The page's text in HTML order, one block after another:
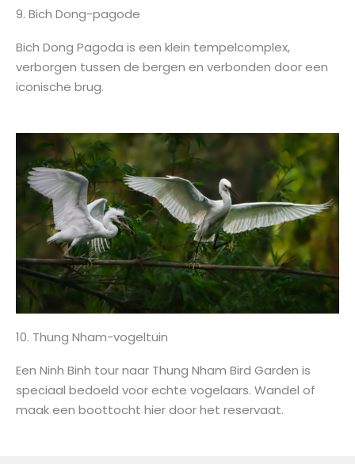
9. Bich Dong-pagode
Bich Dong Pagoda is een klein tempelcomplex,
verborgen tussen de bergen en verbonden door een
iconische brug.
10. Thung Nham-vogeltuin
Een Ninh Binh tour naar Thung Nham Bird Garden is
speciaal bedoeld voor echte vogelaars. Wandel of
maak een boottocht hier door het reservaat.